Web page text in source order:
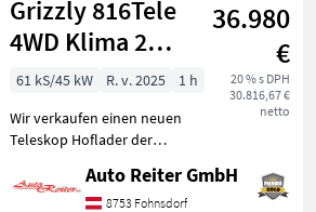
silové
stroje /
Grizzly
Grizzly 816Tele
4WD Klima 2
Jahre mobile
Garantie Euro 5
36.980
€
20 % s DPH
30.816,67 €
netto
61 kS/45 kW R. v. 2025
1 h
Wir verkaufen einen neuen
Teleskop Hoflader der
Radlader ist ein universeller
Helfer beim Bau, am Hof,
Auto Reiter GmbH
8753 Fohnsdorf